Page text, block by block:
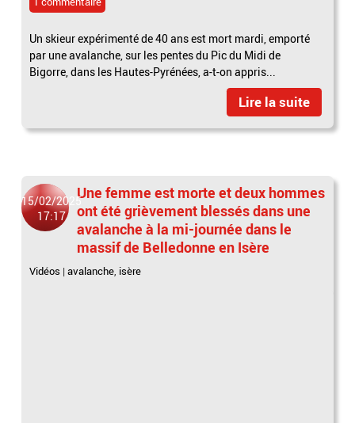
Un skieur expérimenté de 40 ans est mort mardi, emporté
par une avalanche, sur les pentes du Pic du Midi de
Bigorre, dans les Hautes-Pyrénées, a-t-on appris...
Lire la suite
15/02/2025
17:17
Une femme est morte et deux hommes
ont été grièvement blessés dans une
avalanche à la mi-journée dans le
massif de Belledonne en Isère
Vidéos |avalanche, isère